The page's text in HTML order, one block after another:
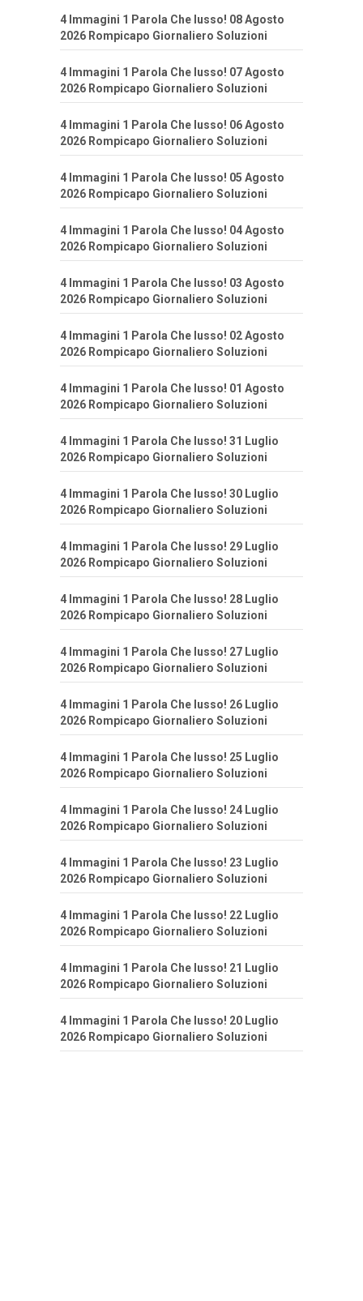
4 Immagini 1 Parola Che lusso! 08 Agosto
2026 Rompicapo Giornaliero Soluzioni
4 Immagini 1 Parola Che lusso! 07 Agosto
2026 Rompicapo Giornaliero Soluzioni
4 Immagini 1 Parola Che lusso! 06 Agosto
2026 Rompicapo Giornaliero Soluzioni
4 Immagini 1 Parola Che lusso! 05 Agosto
2026 Rompicapo Giornaliero Soluzioni
4 Immagini 1 Parola Che lusso! 04 Agosto
2026 Rompicapo Giornaliero Soluzioni
4 Immagini 1 Parola Che lusso! 03 Agosto
2026 Rompicapo Giornaliero Soluzioni
4 Immagini 1 Parola Che lusso! 02 Agosto
2026 Rompicapo Giornaliero Soluzioni
4 Immagini 1 Parola Che lusso! 01 Agosto
2026 Rompicapo Giornaliero Soluzioni
4 Immagini 1 Parola Che lusso! 31 Luglio
2026 Rompicapo Giornaliero Soluzioni
4 Immagini 1 Parola Che lusso! 30 Luglio
2026 Rompicapo Giornaliero Soluzioni
4 Immagini 1 Parola Che lusso! 29 Luglio
2026 Rompicapo Giornaliero Soluzioni
4 Immagini 1 Parola Che lusso! 28 Luglio
2026 Rompicapo Giornaliero Soluzioni
4 Immagini 1 Parola Che lusso! 27 Luglio
2026 Rompicapo Giornaliero Soluzioni
4 Immagini 1 Parola Che lusso! 26 Luglio
2026 Rompicapo Giornaliero Soluzioni
4 Immagini 1 Parola Che lusso! 25 Luglio
2026 Rompicapo Giornaliero Soluzioni
4 Immagini 1 Parola Che lusso! 24 Luglio
2026 Rompicapo Giornaliero Soluzioni
4 Immagini 1 Parola Che lusso! 23 Luglio
2026 Rompicapo Giornaliero Soluzioni
4 Immagini 1 Parola Che lusso! 22 Luglio
2026 Rompicapo Giornaliero Soluzioni
4 Immagini 1 Parola Che lusso! 21 Luglio
2026 Rompicapo Giornaliero Soluzioni
4 Immagini 1 Parola Che lusso! 20 Luglio
2026 Rompicapo Giornaliero Soluzioni